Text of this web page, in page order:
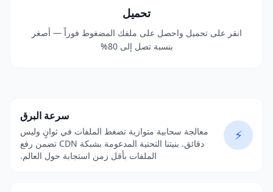
تحميل
انقر على تحميل واحصل على ملفك المضغوط فوراً — أصغر
بنسبة تصل إلى 80%
⚡
سرعة البرق
معالجة سحابية متوازية تضغط الملفات في ثوانٍ وليس
دقائق. بنيتنا التحتية المدعومة بشبكة CDN تضمن رفع
الملفات بأقل زمن استجابة حول العالم.